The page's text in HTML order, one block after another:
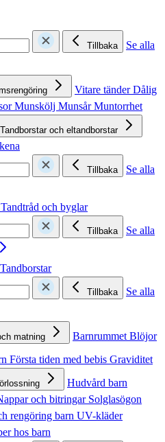
Tillbaka
Se alla
Vitare tänderDålig
Munskölj MunsårMuntorrhet
Tandborstar och eltandborstar
Tillbaka
Se alla
Tandtråd och byglar
Tillbaka
Se alla
Tandborstar
Tillbaka
Se alla
matning BarnrummetBlöjor
Första tiden med bebis Graviditet
Hudvård barn
och bitringar Solglasögon
rengöring barn UV-kläder
hos barn